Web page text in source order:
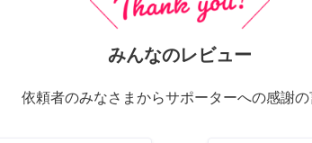
みんなのレビュー
依頼者のみなさまからサポーターへの感謝